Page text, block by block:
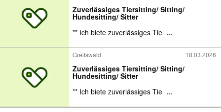
Zuverlässiges Tiersitting/ Sitting/
Hundesitting/ Sitter
** Ich biete zuverlässiges Tie ...
Greifswald 18.03.2026
Zuverlässiges Tiersitting/ Sitting/
Hundesitting/ Sitter
** Ich biete zuverlässiges Tie ...